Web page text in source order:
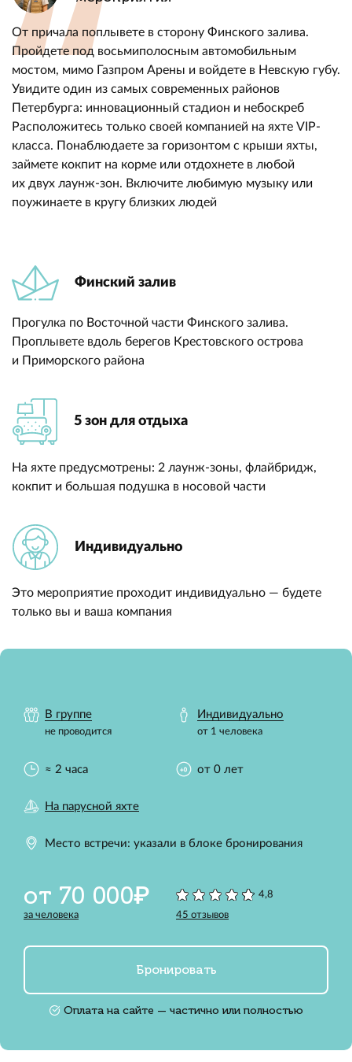
От причала поплывете в сторону Финского залива.
Пройдете под восьмиполосным автомобильным
мостом, мимо Газпром Арены и войдете в Невскую губу.
Увидите один из самых современных районов
Петербурга: инновационный стадион и небоскреб
Расположитесь только своей компанией на яхте VIP-
класса. Понаблюдаете за горизонтом с крыши яхты,
займете кокпит на корме или отдохнете в любой
их двух лаунж-зон. Включите любимую музыку или
поужинаете в кругу близких людей
Финский залив
Прогулка по Восточной части Финского залива.
Проплывете вдоль берегов Крестовского острова
и Приморского района
5 зон для отдыха
На яхте предусмотрены: 2 лаунж-зоны, флайбридж,
кокпит и большая подушка в носовой части
Индивидуально
Это мероприятие проходит индивидуально — будете
только вы и ваша компания
В группе
не проводится
Индивидуально
от 1 человека
≈ 2 часа от 0 лет
На парусной яхте
Место встречи: указали в блоке бронирования
от 70 000₽
за человека
4,8
45 отзывов
Бронировать
Оплата на сайте — частично или полностью